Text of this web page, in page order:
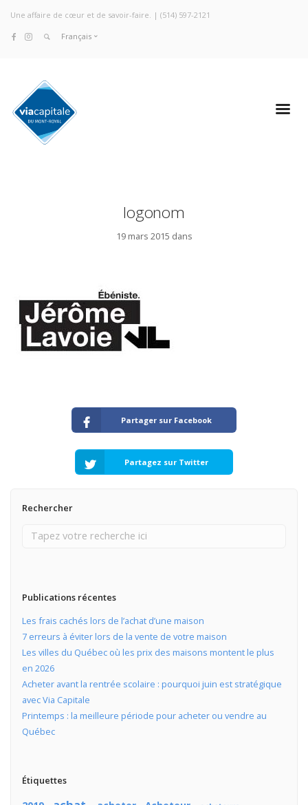
Une affaire de cœur et de savoir-faire. | (514) 597-2121
Français
logonom
19 mars 2015 dans
Partager sur Facebook
Partagez sur Twitter
Rechercher
Publications récentes
Les frais cachés lors de l’achat d’une maison
7 erreurs à éviter lors de la vente de votre maison
Les villes du Québec où les prix des maisons montent le plus
en 2026
Acheter avant la rentrée scolaire : pourquoi juin est stratégique
avec Via Capitale
Printemps : la meilleure période pour acheter ou vendre au
Québec
Étiquettes